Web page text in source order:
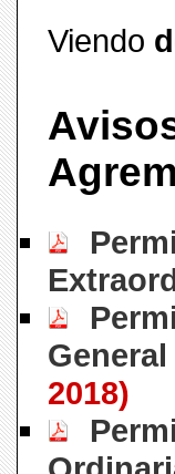
Viendo
2018)